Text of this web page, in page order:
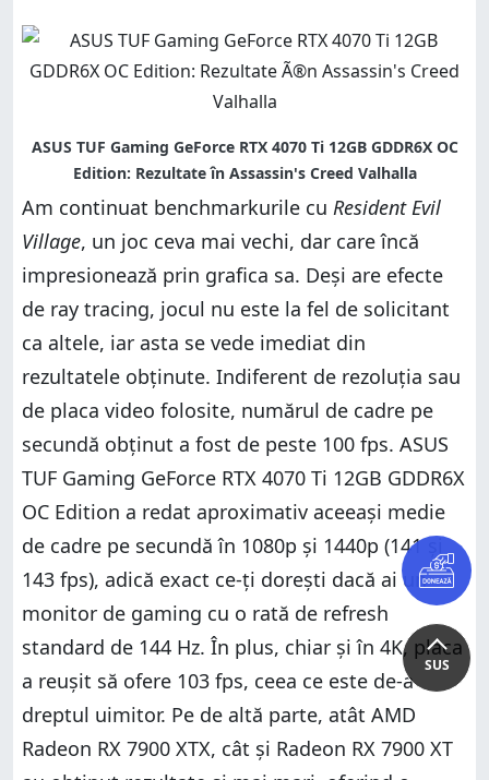
SUS
Am continuat benchmarkurile cu Resident Evil
Village, un joc ceva mai vechi, dar care încă
impresionează prin grafica sa. Deși are efecte
de ray tracing, jocul nu este la fel de solicitant
ca altele, iar asta se vede imediat din
rezultatele obținute. Indiferent de rezoluția sau
de placa video folosite, numărul de cadre pe
secundă obținut a fost de peste 100 fps. ASUS
TUF Gaming GeForce RTX 4070 Ti 12GB GDDR6X
OC Edition a redat aproximativ aceeași medie
de cadre pe secundă în 1080p și 1440p (141 și
143 fps), adică exact ce-ți dorești dacă ai un
monitor de gaming cu o rată de refresh
standard de 144 Hz. În plus, chiar și în 4K, placa
a reușit să ofere 103 fps, ceea ce este de-a
dreptul uimitor. Pe de altă parte, atât AMD
Radeon RX 7900 XTX, cât și Radeon RX 7900 XT